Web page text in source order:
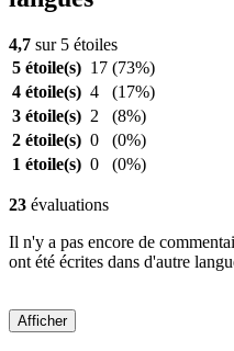
4,7 sur 5 étoiles
5 étoile(s) 17 (73%)
4 étoile(s) 4
(17%)
3 étoile(s) 2
(8%)
2 étoile(s) 0
(0%)
1 étoile(s) 0 (0%)
23 évaluations
Il n'y a pas encore de
ont été écrites dans d'autre
Afficher